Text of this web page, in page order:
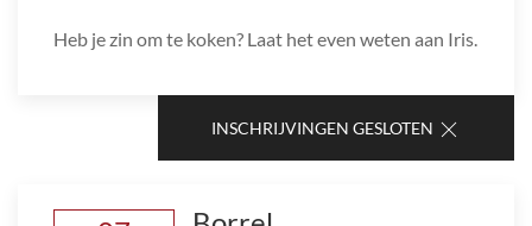
Heb je zin om te koken? Laat het even weten aan Iris.
INSCHRIJVINGEN GESLOTEN